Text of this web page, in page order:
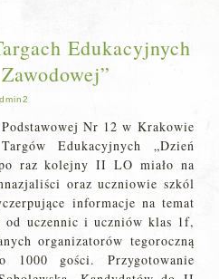
Edukacyjnych
Nr 12 w Krakowie
Edukacyjnych „Dzień
raz kolejny II LO miało na
oraz uczniowie szkól
informacje na temat
od uczennic i uczniów klas 1f,
organizatorów tegoroczną
1000 gości. Przygotowanie